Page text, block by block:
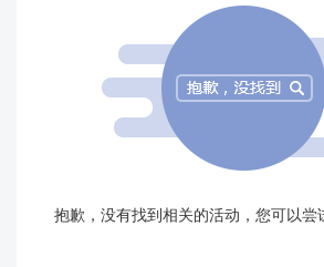
抱歉，没有找到相关的活动，您可以尝